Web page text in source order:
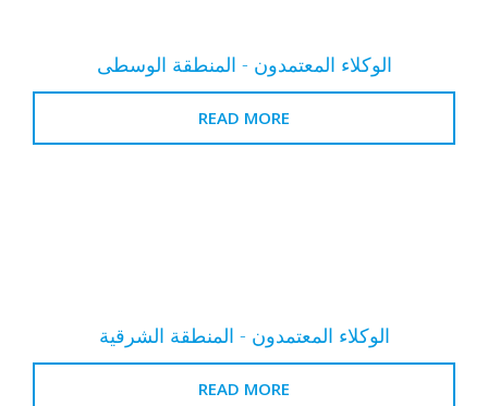
الوكلاء المعتمدون - المنطقة الوسطى
READ MORE
الوكلاء المعتمدون - المنطقة الشرقية
READ MORE